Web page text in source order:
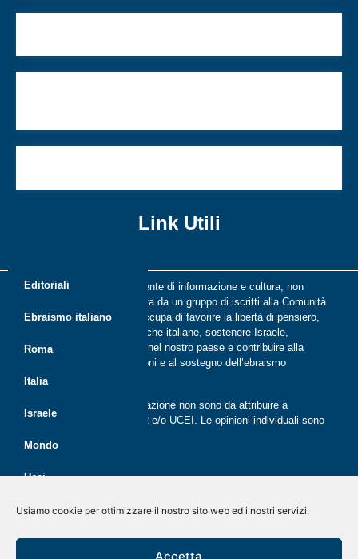
Usiamo cookie per ottimizzare il nostro sito web ed i nostri servizi.
Accetta
Link Utili
Editoriali
Ebraismo italiano
Roma
Italia
Israele
Mondo
Ucei
CER
Giovani
Riflessi è una rivista indipendente di informazione e cultura, non
periodica, digitale e on line nata da un gruppo di iscritti alla Comunità
ebraica di Roma. Riflessi si occupa di favorire la libertà di pensiero,
il dialogo tra le comunità ebraiche italiane, sostenere Israele,
promuovere la cultura ebraica nel nostro paese e contribuire alla
crescita delle nuove generazioni e al sostegno dell’ebraismo
italiano.
Le opinioni espresse dalla redazione non sono da attribuire a
nessuna lista presente in CER e/o UCEI. Le opinioni individuali sono